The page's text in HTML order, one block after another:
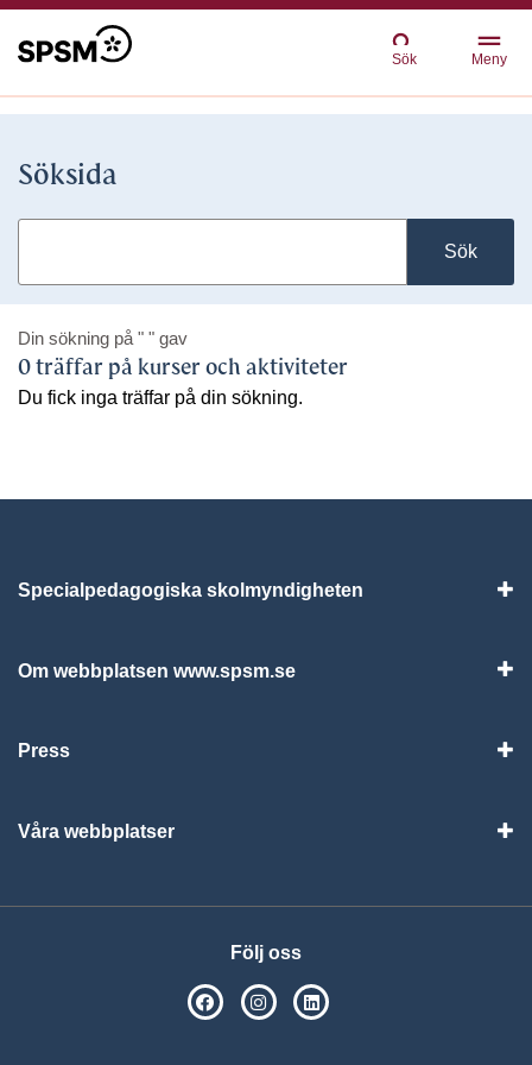
Sök Meny
Söksida
Sök
Din sökning på " " gav
0 träffar på kurser och aktiviteter
Du fick inga träffar på din sökning.
Specialpedagogiska skolmyndigheten
Om webbplatsen www.spsm.se
Press
Våra webbplatser
Följ oss
SPSM på Facebook
SPSM på Instagram